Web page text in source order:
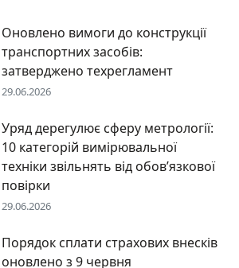
Оновлено вимоги до конструкції
транспортних засобів:
затверджено техрегламент
29.06.2026
Уряд дерегулює сферу метрології:
10 категорій вимірювальної
техніки звільнять від обов’язкової
повірки
29.06.2026
Порядок сплати страхових внесків
оновлено з 9 червня